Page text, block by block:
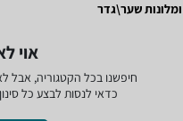
‏שער\גדר
אוי
חיפשנו בכל הקטגוריה, אבל
כדאי לנסות לבצע כל